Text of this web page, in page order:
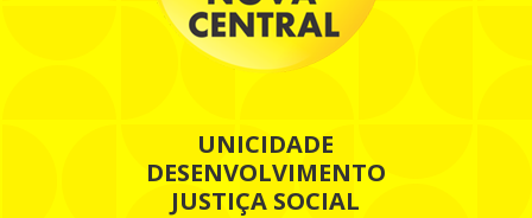
UNICIDADE
DESENVOLVIMENTO
JUSTIÇA SOCIAL